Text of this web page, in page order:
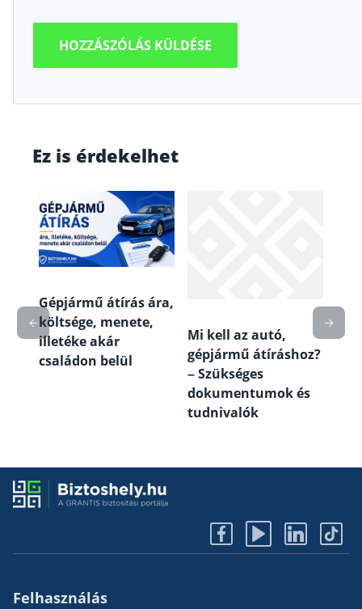
Ez is érdekelhet
Gépjármű átírás ára,
költsége, menete,
illetéke akár
családon belül
Mi kell az autó,
gépjármű átíráshoz?
– Szükséges
dokumentumok és
tudnivalók
Felhasználás